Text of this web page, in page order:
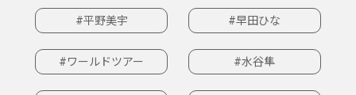
#平野美宇 #早田ひな
#ワールドツアー #水谷隼